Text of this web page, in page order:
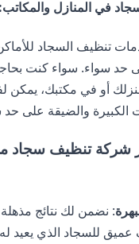
في المنازل والمكاتب:
تنظيف السجاد
حد سواء. سواء كنت
أو في مكتبك، يمكن
الكبيرة والضيقة على حد
شركة تنظيف سجاد
: نضمن لك نتائج
للسجاد الذي يعيد